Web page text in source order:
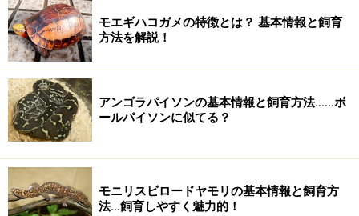
首の背中側に、両端に大きな棘がある肉質の付属物があ
り、敵に襲われたときに偽の頭部として機能させると言
われています。
乾燥した地域の砂地に生息していますが、イメージされ
るように草一本生えていないような場所ではなく、乾燥
地帯に生えている植物の周辺などに生息しています。夜
間や、もっとも温度が上がる日中は巣穴の中や草などの
物陰に隠れていますが、日が昇った直後から午前中に活
モエギハコガメの特徴とは？ 基本情報と飼育
方法を解説！
アンゴラパイソンの基本情報と飼育方法……ボ
ールパイソンに似てる？
モニリスビロードヤモリの基本情報と飼育方
法…飼育しやすく魅力的！